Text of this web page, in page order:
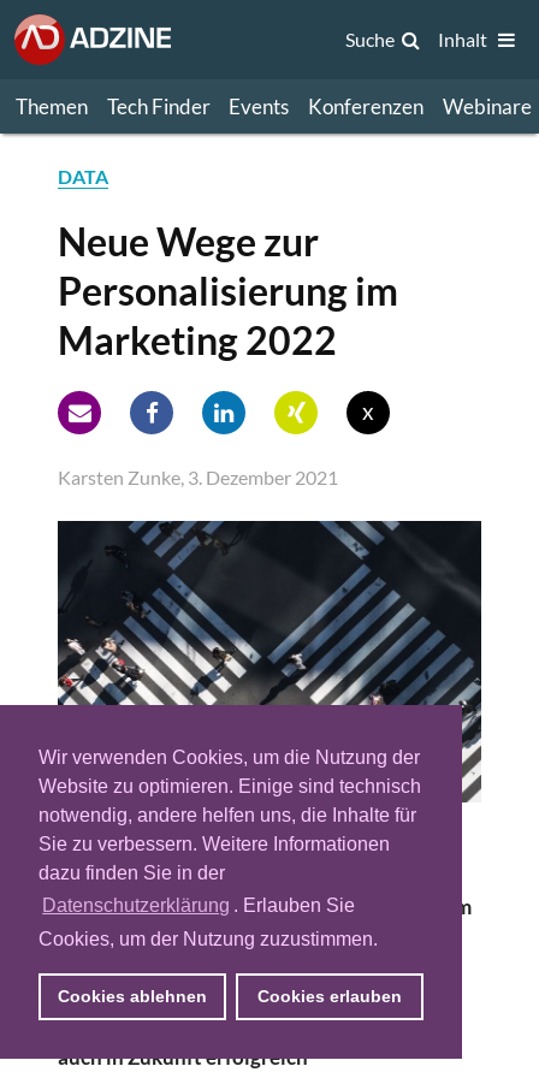
Wir verwenden Cookies, um die Nutzung der
Website zu optimieren. Einige sind technisch
notwendig, andere helfen uns, die Inhalte für
Sie zu verbessern. Weitere Informationen
dazu finden Sie in der
Datenschutzerklärung . Erlauben Sie
Cookies, um der Nutzung zuzustimmen.
Cookies ablehnen Cookies erlauben
Themen Tech Finder Events Konferenzen Webinare
Suche Inhalt
DATA
Neue Wege zur
Personalisierung im
Marketing 2022
x
Karsten Zunke, 3. Dezember 2021
Die Nutzung personenbezogener Daten im
Marketing bleibt ein heißes Thema. Daten-
und Verbraucherschützern ist sie ein Dorn im
Auge, für Online-Marketer der Schlüssel zu
relevanten Inhalten und effizienten
Kampagnen. Es müssen jedoch einige
Herausforderungen bewältigt werden, um
auch in Zukunft erfolgreich